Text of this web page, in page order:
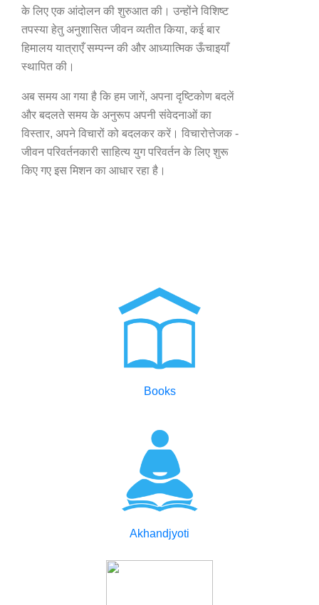
के लिए एक आंदोलन की शुरुआत की। उन्होंने विशिष्ट
तपस्या हेतु अनुशासित जीवन व्यतीत किया, कई बार
हिमालय यात्राएँ सम्पन्न की और आध्यात्मिक ऊँचाइयाँ
स्थापित की।
अब समय आ गया है कि हम जागें, अपना दृष्टिकोण बदलें
और बदलते समय के अनुरूप अपनी संवेदनाओं का
विस्तार, अपने विचारों को बदलकर करें। विचारोत्तेजक -
जीवन परिवर्तनकारी साहित्य युग परिवर्तन के लिए शुरू
किए गए इस मिशन का आधार रहा है।
Books
Akhandjyoti